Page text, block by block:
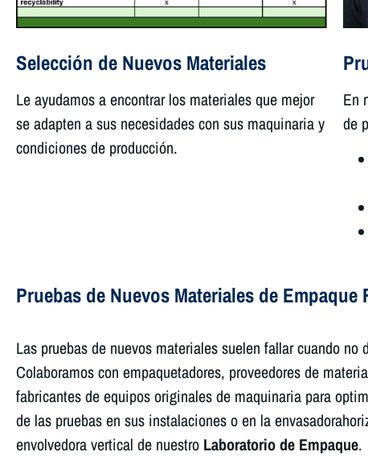
Selección de Nuevos Materiales
Le ayudamos a encontrar los materiales que mejor
se adapten a sus necesidades con sus maquinaria y
condiciones de producción.
En
de
Pruebas de Nuevos Materiales de Empaque
Las pruebas de nuevos materiales suelen fallar cuando no
Colaboramos con empaquetadores, proveedores de
fabricantes de equipos originales de maquinaria para
de las pruebas en sus instalaciones o en la
envolvedora vertical de nuestro Laboratorio de Empaque.